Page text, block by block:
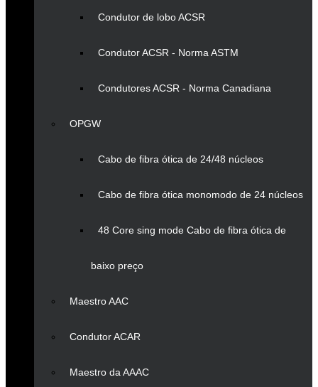
Condutor de lobo ACSR
Condutor ACSR - Norma ASTM
Condutores ACSR - Norma Canadiana
OPGW
Cabo de fibra ótica de 24/48 núcleos
Cabo de fibra ótica monomodo de 24 núcleos
48 Core sing mode Cabo de fibra ótica de
baixo preço
Maestro AAC
Condutor ACAR
Maestro da AAAC